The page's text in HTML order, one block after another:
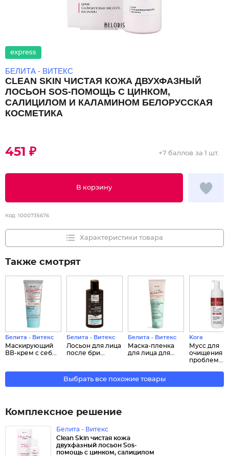
express
БЕЛИТА - ВИТЕКС
CLEAN SKIN ЧИСТАЯ КОЖА ДВУХФАЗНЫЙ
ЛОСЬОН SOS-ПОМОЩЬ С ЦИНКОМ,
САЛИЦИЛОМ И КАЛАМИНОМ БЕЛОРУССКАЯ
КОСМЕТИКА
451 ₽
В корзину
+7 баллов за 1 шт.
Код: 1000735676
Характеристики товара
Также смотрят
Белита - Витекс
Маскирующий
ВВ-крем с себ...
Белита - Витекс
Лосьон для лица
после бри...
Белита - Витекс
Маска-пленка
для лица для...
Kora
Мусс для
очищения
проблем...
Выбрать все похожие товары
Комплексное решение
Белита - Витекс
Clean Skin чистая кожа
двухфазный лосьон Sos-
помощь с цинком, салицилом